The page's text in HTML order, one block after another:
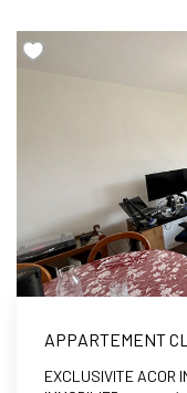
APPARTEMENT
EXCLUSIVITE ACOR